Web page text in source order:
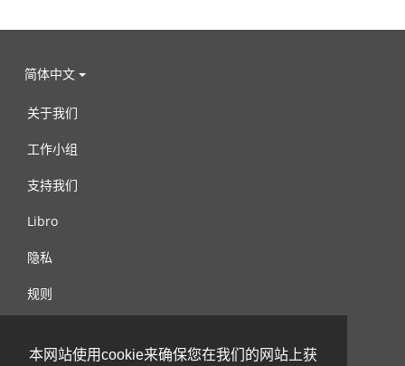
本网站使用cookie来确保您在我们的网站上获
简体中文
关于我们
工作小组
支持我们
Libro
隐私
规则